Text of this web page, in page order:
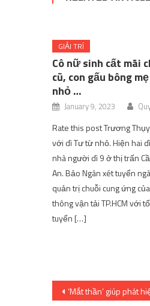
GIẢI TRÍ
Cô nữ sinh cất mãi
cũ, con gấu bông
nhỏ …
January 9, 2023
Rate this post Trương
với dì Tư từ nhỏ. Hiện hai
nhà người dì 9 ở thị trấn
An. Bảo Ngân xét tuyển
quản trị chuỗi cung ứng
thông vận tải TP.HCM với
tuyển […]
Post
‘Mắt thần’ giúp phát hiện sớm ung